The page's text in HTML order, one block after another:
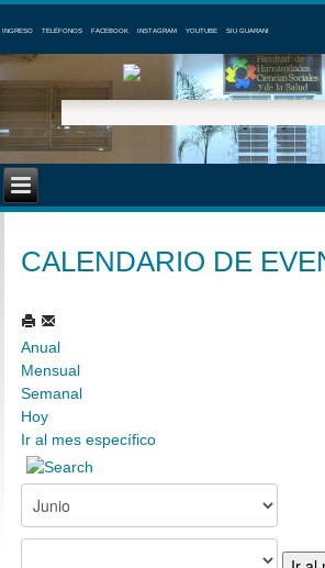
INGRESO TELÉFONOS FACEBOOK INSTAGRAM YOUTUBE SIU GUARANI
CALENDARIO DE
Anual
Mensual
Semanal
Hoy
Ir al mes específico